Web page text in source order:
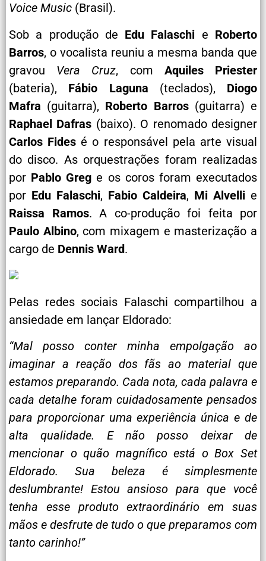
Voice Music (Brasil).
Sob a produção de Edu Falaschi e Roberto
Barros, o vocalista reuniu a mesma banda que
gravou Vera Cruz, com Aquiles Priester
(bateria), Fábio Laguna (teclados), Diogo
Mafra (guitarra), Roberto Barros(guitarra) e
Raphael Dafras (baixo). O renomado designer
Carlos Fides é o responsável pela arte visual
do disco. As orquestrações foram realizadas
por Pablo Greg e os coros foram executados
por Edu Falaschi, Fabio Caldeira, Mi Alvelli e
Raissa Ramos. A co-produção foi feita por
Paulo Albino, com mixagem e masterização a
cargo de Dennis Ward.
Pelas redes sociais Falaschi compartilhou a
ansiedade em lançar Eldorado:
“Mal posso conter minha empolgação ao
imaginar a reação dos fãs ao material que
estamos preparando. Cada nota, cada palavra e
cada detalhe foram cuidadosamente pensados
para proporcionar uma experiência única e de
alta qualidade. E não posso deixar de
mencionar o quão magnífico está o Box Set
Eldorado. Sua beleza é simplesmente
deslumbrante! Estou ansioso para que você
tenha esse produto extraordinário em suas
mãos e desfrute de tudo o que preparamos com
tanto carinho!”